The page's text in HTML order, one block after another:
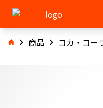
商品 コカ・コー